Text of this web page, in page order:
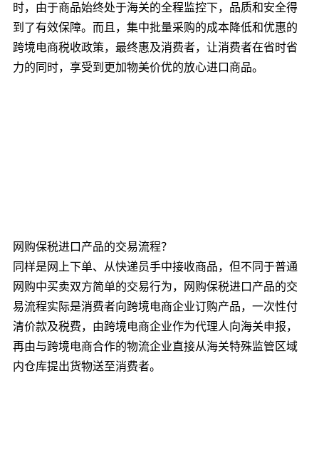
时，由于商品始终处于海关的全程监控下，品质和安全得
到了有效保障。而且，集中批量采购的成本降低和优惠的
跨境电商税收政策，最终惠及消费者，让消费者在省时省
力的同时，享受到更加物美价优的放心进口商品。
网购保税进口产品的交易流程？
同样是网上下单、从快递员手中接收商品，但不同于普通
网购中买卖双方简单的交易行为，网购保税进口产品的交
易流程实际是消费者向跨境电商企业订购产品，一次性付
清价款及税费，由跨境电商企业作为代理人向海关申报，
再由与跨境电商合作的物流企业直接从海关特殊监管区域
内仓库提出货物送至消费者。